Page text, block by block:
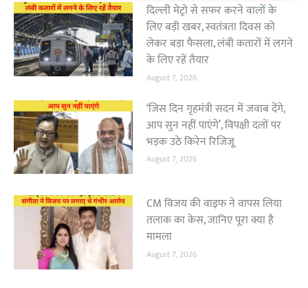
दिल्ली मेट्रो से सफर करने वालों के
लिए बड़ी खबर, स्वतंत्रता दिवस को
लेकर बड़ा फैसला, लंबी कतारों में लगने
के लिए रहें तैयार
August 7, 2026
‘जिस दिन गृहमंत्री सदन में जवाब देंगे,
आप सुन नहीं पाएंगे’, विपक्षी दलों पर
भड़क उठे किरेन रिजिजू
August 7, 2026
CM विजय की वाइफ ने वापस लिया
तलाक का केस, जानिए पूरा क्या है
मामला
August 7, 2026